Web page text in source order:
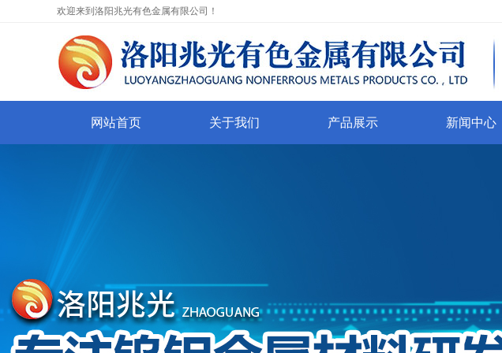
欢迎来到洛阳兆光有色金属有限公司！
网站首页 关于我们 产品展示 新闻中心